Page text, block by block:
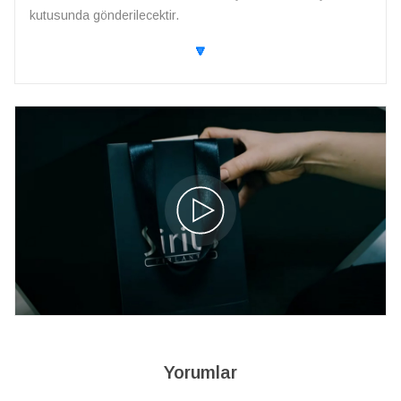
kutusunda gönderilecektir.
🔽
Yorumlar